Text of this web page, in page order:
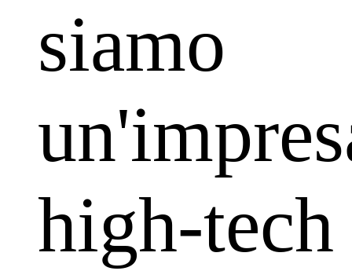
siamo
high-tech